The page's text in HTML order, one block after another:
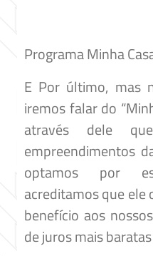
Programa Minha
E Por último, mas
iremos falar do
através dele
empreendimentos
optamos por
acreditamos que
benefício aos
de juros mais